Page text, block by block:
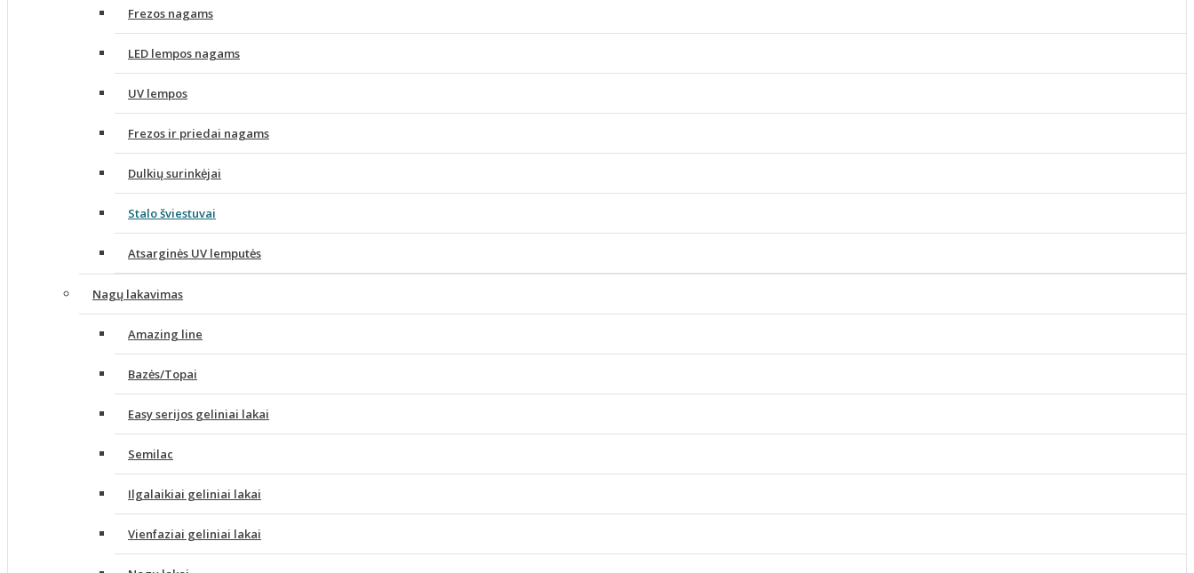
Frezos nagams
LED lempos nagams
UV lempos
Frezos ir priedai nagams
Dulkių surinkėjai
Stalo šviestuvai
Atsarginės UV lemputės
Nagų lakavimas
Amazing line
Bazės/Topai
Easy serijos geliniai lakai
Semilac
Ilgalaikiai geliniai lakai
Vienfaziai geliniai lakai